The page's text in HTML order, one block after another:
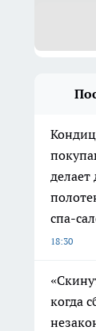
спа-
18:30
когда